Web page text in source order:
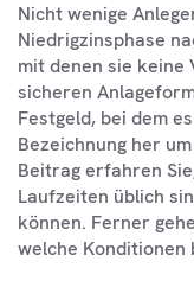
Nicht wenige
Niedrigzinsphase
mit denen sie keine
sicheren
Festgeld, bei dem
Bezeichnung her
Beitrag erfahren
Laufzeiten üblich
können. Ferner
welche Konditionen